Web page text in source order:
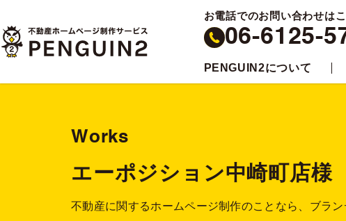
お電話でのお問い合わせは
06-6125-
PENGUIN2について
Works
エーポジション中崎町店様
不動産に関するホームページ制作のことなら、 ブラ